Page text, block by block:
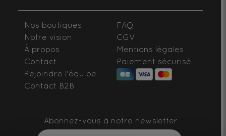
Nos boutiques
Notre vision
À propos
Contact
Rejoindre l'équipe
Contact B2B
FAQ
CGV
Mentions légales
Paiement sécurisé
Abonnez-vous à notre newsletter